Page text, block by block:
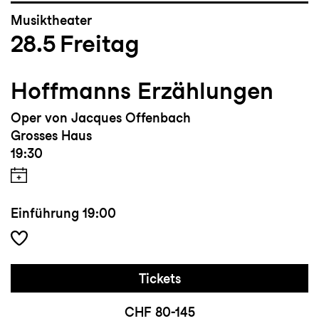
Musiktheater
28.5 Freitag
Hoffmanns Erzählungen
Oper von Jacques Offenbach
Grosses Haus
19:30
Einführung 19:00
Tickets
CHF 80-145